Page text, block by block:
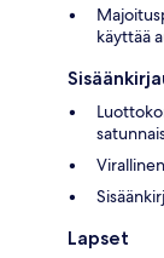
käyttää
Lapset